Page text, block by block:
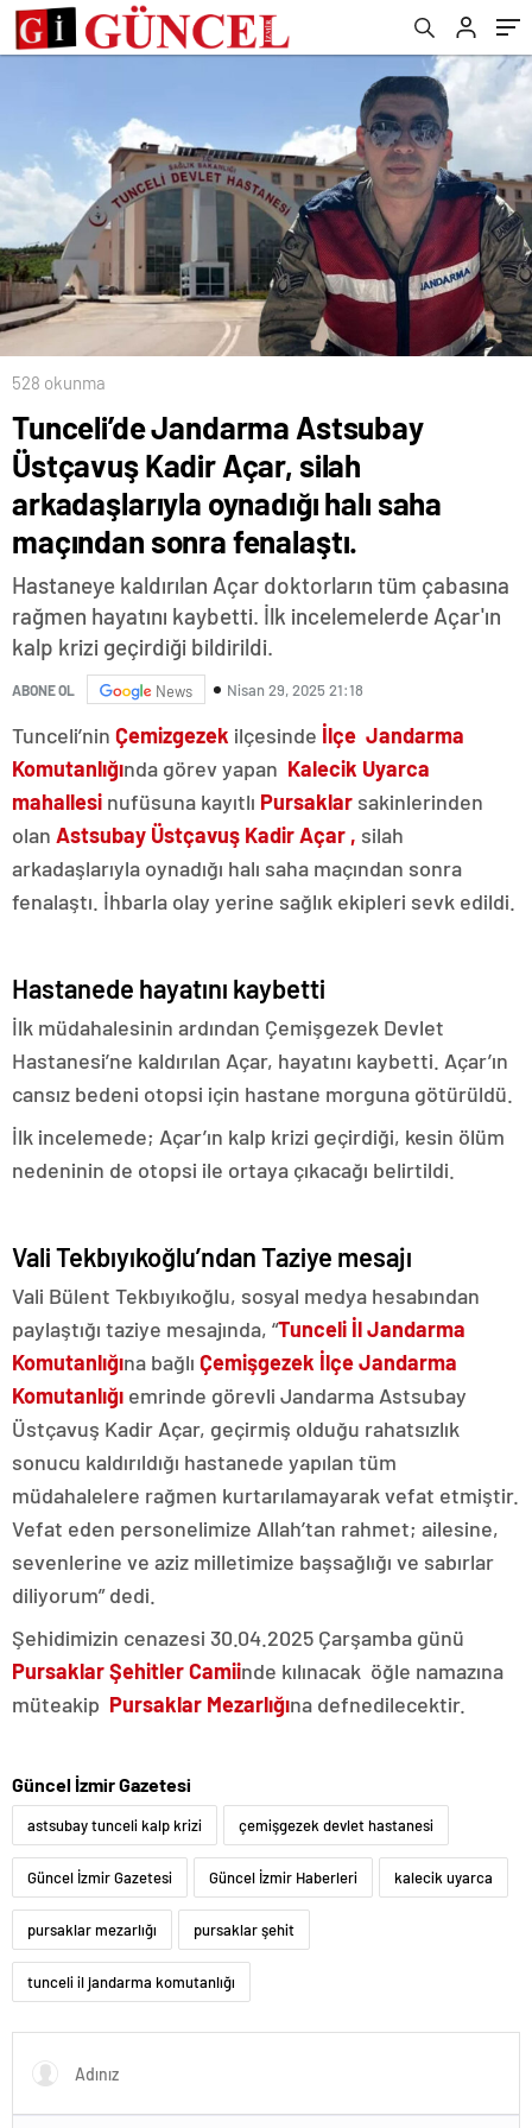
saha maçından sonra fenalaştı.
528 okunma
Tunceli’de Jandarma Astsubay
Üstçavuş Kadir Açar, silah
arkadaşlarıyla oynadığı halı saha
maçından sonra fenalaştı.
Hastaneye kaldırılan Açar doktorların tüm çabasına
rağmen hayatını kaybetti. İlk incelemelerde Açar'ın
kalp krizi geçirdiği bildirildi.
ABONE OL News Nisan 29, 2025 21:18
Tunceli’nin Çemizgezek ilçesinde İlçe Jandarma
Komutanlığında görev yapan Kalecik Uyarca
mahallesi nufüsuna kayıtlı Pursaklar sakinlerinden
olan Astsubay Üstçavuş Kadir Açar , silah
arkadaşlarıyla oynadığı halı saha maçından sonra
fenalaştı. İhbarla olay yerine sağlık ekipleri sevk edildi.
Hastanede hayatını kaybetti
İlk müdahalesinin ardından Çemişgezek Devlet
Hastanesi’ne kaldırılan Açar, hayatını kaybetti. Açar’ın
cansız bedeni otopsi için hastane morguna götürüldü.
İlk incelemede; Açar’ın kalp krizi geçirdiği, kesin ölüm
nedeninin de otopsi ile ortaya çıkacağı belirtildi.
Vali Tekbıyıkoğlu’ndan Taziye mesajı
Vali Bülent Tekbıyıkoğlu, sosyal medya hesabından
paylaştığı taziye mesajında, “Tunceli İl Jandarma
Komutanlığına bağlı Çemişgezek İlçe Jandarma
Komutanlığı emrinde görevli Jandarma Astsubay
Üstçavuş Kadir Açar, geçirmiş olduğu rahatsızlık
sonucu kaldırıldığı hastanede yapılan tüm
müdahalelere rağmen kurtarılamayarak vefat etmiştir.
Vefat eden personelimize Allah’tan rahmet; ailesine,
sevenlerine ve aziz milletimize başsağlığı ve sabırlar
diliyorum” dedi.
Şehidimizin cenazesi 30.04.2025 Çarşamba günü
Pursaklar Şehitler Camiinde kılınacak öğle namazına
müteakip Pursaklar Mezarlığına defnedilecektir.
Güncel İzmir Gazetesi
astsubay tunceli kalp krizi çemişgezek devlet hastanesi
Güncel İzmir Gazetesi Güncel İzmir Haberleri kalecik uyarca
pursaklar mezarlığı pursaklar şehit
tunceli il jandarma komutanlığı